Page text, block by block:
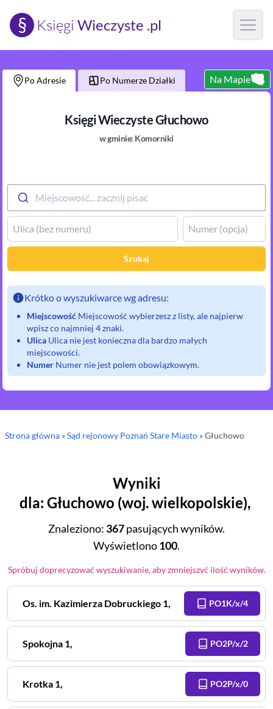
§ Księgi Wieczyste .pl Open
Po Adresie Po Numerze Działki Na Mapie
Księgi WieczysteGłuchowo
w gminie: Komorniki
Miejscowość... zacznij pisać
Szukaj
Krótko o wyszukiwarce wg adresu:
Miejscowość Miejscowość wybierzesz z listy, ale najpierw
wpisz co najmniej 4 znaki.
Ulica Ulica nie jest konieczna dla bardzo małych
miejscowości.
Numer Numer nie jest polem obowiązkowym.
Strona główna »Sąd rejonowy Poznań Stare Miasto »Głuchowo
Wyniki
dla: Głuchowo (woj.wielkopolskie),
Znaleziono: 367pasujących wyników.
Wyświetlono100.
Spróbuj doprecyzować wyszukiwanie, aby zmniejszyć ilość wyników.
Os. im. Kazimierza Dobruckiego 1, PO1K/x/4
Spokojna 1, PO2P/x/2
Krotka 1, PO2P/x/0